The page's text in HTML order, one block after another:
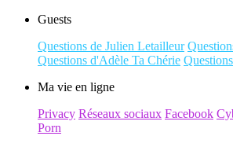
Guests
Questions de Julien Letailleur
Questions d'Adèle Ta Chérie
Ma vie en ligne
Privacy Réseaux sociaux Facebook
Porn